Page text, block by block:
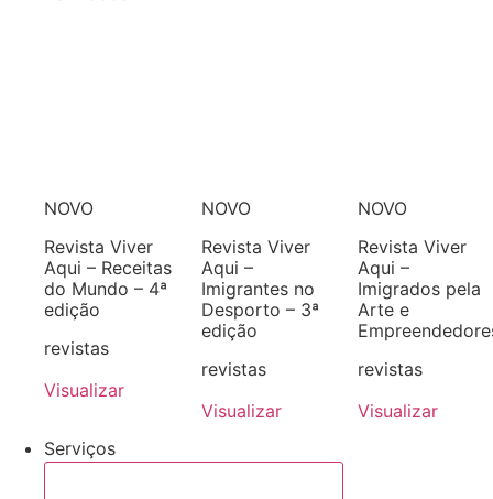
NOVO
Revista Viver
Aqui – Receitas
do Mundo – 4ª
edição
revistas
Visualizar
NOVO
Revista Viver
Aqui –
Imigrantes no
Desporto – 3ª
edição
revistas
Visualizar
NOVO
Revista Viver
Aqui –
Imigrados pela
Arte e
revistas
Visualizar
Serviços